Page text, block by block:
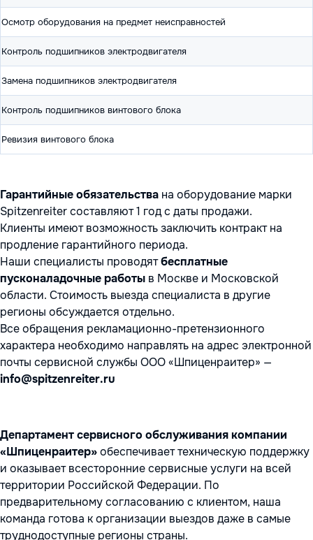
Осмотр оборудования на предмет неисправностей
Контроль подшипников электродвигателя
Замена подшипников электродвигателя
Контроль подшипников винтового блока
Ревизия винтового блока
Гарантийные обязательства на оборудование марки
Spitzenreiter составляют 1 год с даты продажи.
Клиенты имеют возможность заключить контракт на
продление гарантийного периода.
Наши специалисты проводятбесплатные
пусконаладочные работы в Москве и Московской
области. Стоимость выезда специалиста в другие
регионы обсуждается отдельно.
Все обращения рекламационно-претензионного
характера необходимо направлять на адрес электронной
почты сервисной службы ООО «Шпиценраитер» —
info@spitzenreiter.ru
Департамент сервисного обслуживания компании
«Шпиценраитер»обеспечивает техническую поддержку
и оказывает всесторонние сервисные услуги на всей
территории Российской Федерации. По
предварительному согласованию с клиентом, наша
команда готова к организации выездов даже в самые
труднодоступные регионы страны.